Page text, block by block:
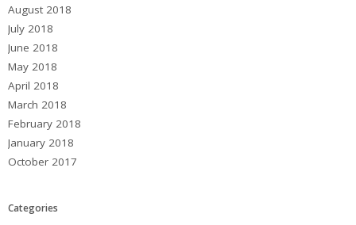
August 2018
July 2018
June 2018
May 2018
April 2018
March 2018
February 2018
January 2018
October 2017
Categories